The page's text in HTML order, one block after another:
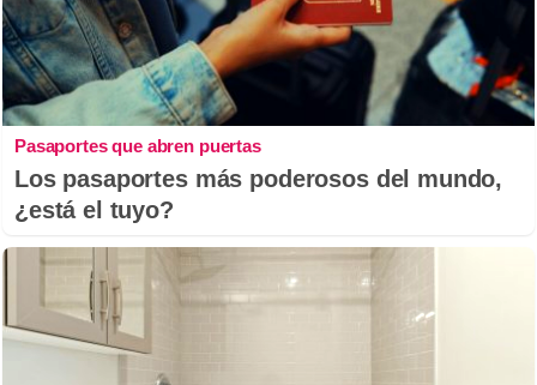
Pasaportes que abren puertas
Los pasaportes más poderosos del mundo,
¿está el tuyo?